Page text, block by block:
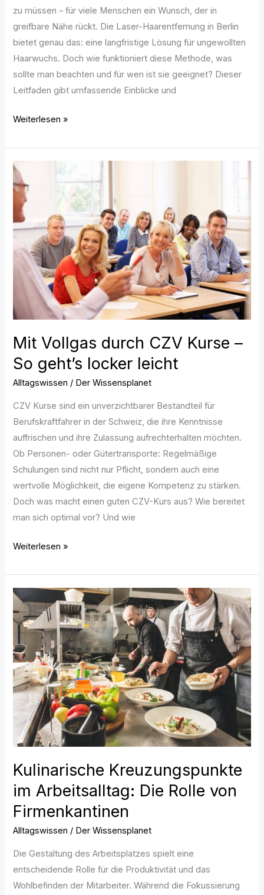
zu müssen – für viele Menschen ein Wunsch, der in
greifbare Nähe rückt. Die Laser-Haarentfernung in Berlin
bietet genau das: eine langfristige Lösung für ungewollten
Haarwuchs. Doch wie funktioniert diese Methode, was
sollte man beachten und für wen ist sie geeignet? Dieser
Leitfaden gibt umfassende Einblicke und
Weiterlesen »
Mit Vollgas durch CZV Kurse –
So geht’s locker leicht
Alltagswissen / Der Wissensplanet
CZV Kurse sind ein unverzichtbarer Bestandteil für
Berufskraftfahrer in der Schweiz, die ihre Kenntnisse
auffrischen und ihre Zulassung aufrechterhalten möchten.
Ob Personen- oder Gütertransporte: Regelmäßige
Schulungen sind nicht nur Pflicht, sondern auch eine
wertvolle Möglichkeit, die eigene Kompetenz zu stärken.
Doch was macht einen guten CZV-Kurs aus? Wie bereitet
man sich optimal vor? Und wie
Mit
Vollgas
durch
CZV
Kurse
–
geht’s
leicht
Weiterlesen »
Kulinarische Kreuzungspunkte
im Arbeitsalltag: Die Rolle von
Firmenkantinen
Alltagswissen / Der Wissensplanet
Die Gestaltung des Arbeitsplatzes spielt eine
entscheidende Rolle für die Produktivität und das
Wohlbefinden der Mitarbeiter. Während die Fokussierung
Kulinarische
Kreuzungspunkte
im
Arbeitsalltag:
Die
Rolle
von
Firmenkantinen